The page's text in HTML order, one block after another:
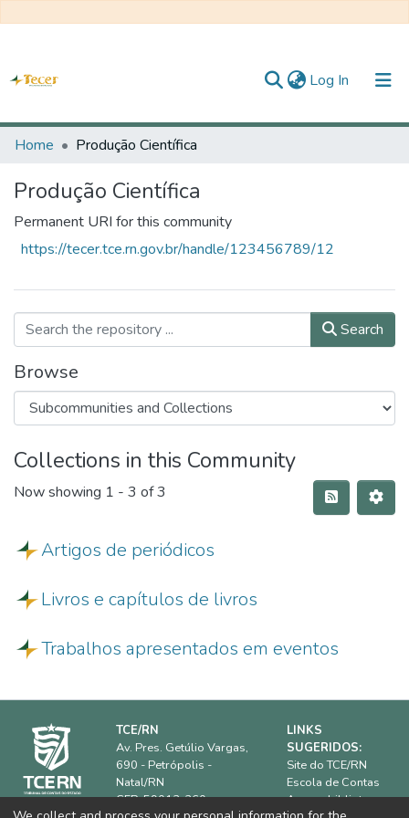
Log In (current)
Home
All of DSpace
Statistics
About TECER
Home Produção Científica
Produção Científica
Permanent URI for this community
https://tecer.tce.rn.gov.br/handle/123456789/12
Search
Browse
Collections in this Community
Now showing 1 - 3 of 3
Artigos de periódicos
Livros e capítulos de livros
Trabalhos apresentados em eventos
TCE/RN
Av. Pres. Getúlio Vargas,
690 - Petrópolis -
Natal/RN
CEP: 59012-360.
LINKS
SUGERIDOS:
Site do TCE/RN
Escola de Contas
Acervo biblioteca